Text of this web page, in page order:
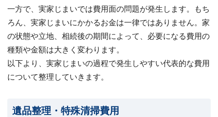
一方で、実家じまいでは費用面の問題が発生します。もち
ろん、実家じまいにかかるお金は一律ではありません。家
の状態や立地、相続後の期間によって、必要になる費用の
種類や金額は大きく変わります。
以下より、実家じまいの過程で発生しやすい代表的な費用
について整理していきます。
遺品整理・特殊清掃費用